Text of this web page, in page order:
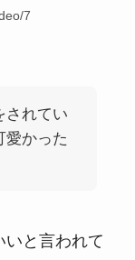
7
されてい
愛かった
いと言われて